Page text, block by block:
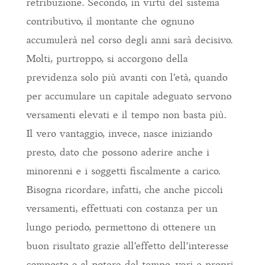
contributivo, il montante che ognuno
accumulerà nel corso degli anni sarà decisivo.
Molti, purtroppo, si accorgono della
previdenza solo più avanti con l’età, quando
per accumulare un capitale adeguato servono
versamenti elevati e il tempo non basta più.
Il vero vantaggio, invece, nasce iniziando
presto, dato che possono aderire anche i
minorenni e i soggetti fiscalmente a carico.
Bisogna ricordare, infatti, che anche piccoli
versamenti, effettuati con costanza per un
lungo periodo, permettono di ottenere un
buon risultato grazie all’effetto dell’interesse